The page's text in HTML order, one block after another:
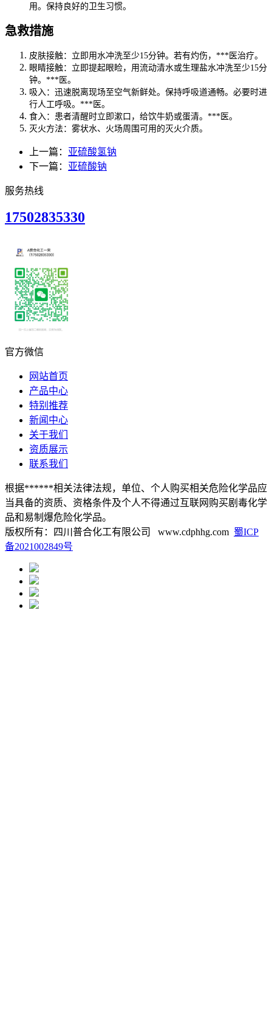
用。保持良好的卫生习惯。
急救措施
皮肤接触：立即用水冲洗至少15分钟。若有灼伤，***医治疗。
眼睛接触：立即提起眼睑，用流动清水或生理盐水冲洗至少15分
钟。***医。
吸入：迅速脱离现场至空气新鲜处。保持呼吸道通畅。必要时进
行人工呼吸。***医。
食入：患者清醒时立即漱口，给饮牛奶或蛋清。***医。
灭火方法：雾状水、火场周围可用的灭火介质。
上一篇： 亚硫酸氢钠
下一篇： 亚硫酸钠
服务热线
17502835330
官方微信
网站首页
产品中心
特别推荐
新闻中心
关于我们
资质展示
联系我们
根据******相关法律法规，单位、个人购买相关危险化学品应
当具备的资质、资格条件及个人不得通过互联网购买剧毒化学
品和易制爆危险化学品。
版权所有：四川普合化工有限公司 www.cdphhg.com 蜀ICP
备2021002849号